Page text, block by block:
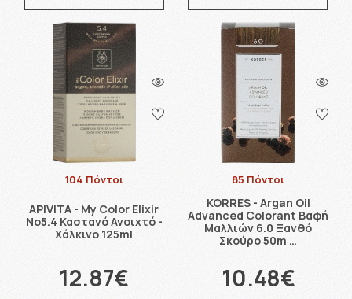
104 Πόντοι
APIVITA - My Color Elixir
No5.4 Καστανό Ανοιχτό -
Χάλκινο 125ml
12.87€
85 Πόντοι
KORRES - Argan Oil
Advanced Colorant Βαφή
Μαλλιών 6.0 Ξανθό
Σκούρο 50m …
10.48€